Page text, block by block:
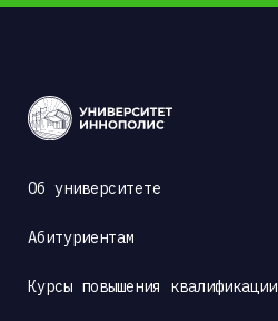
Об университете
Абитуриентам
Курсы повышения квалификации